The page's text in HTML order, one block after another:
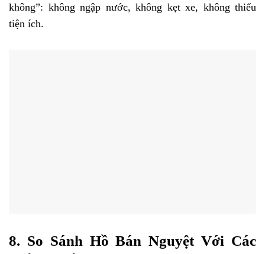
không”: không ngập nước, không kẹt xe, không thiếu
tiện ích.
8. So Sánh Hồ Bán Nguyệt Với Các